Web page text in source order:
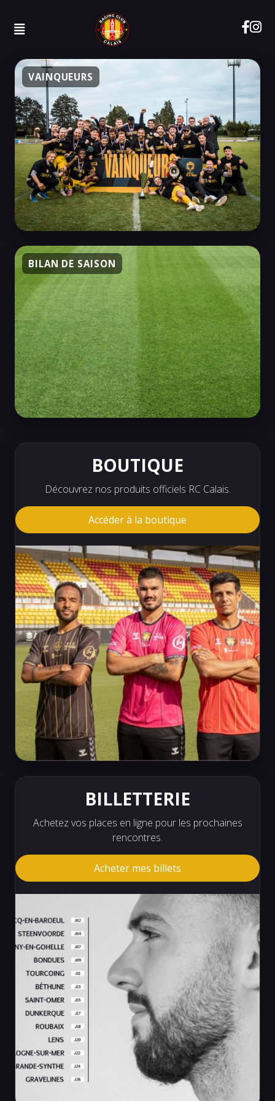
VAINQUEURS
ARRAS FA VS RC CALAIS
Coupe des Hauts de France Finale
0 – 1 Victoire
BILAN DE SAISON
FIN DU CHAMPIONNAT R1
du podium de Régional 1 avec 40 points et
11 victoires.
BOUTIQUE
Découvrez nos produits officiels RC Calais.
Accéder à la boutique
BILLETTERIE
Achetez vos places en ligne pour les prochaines
rencontres.
Acheter mes billets